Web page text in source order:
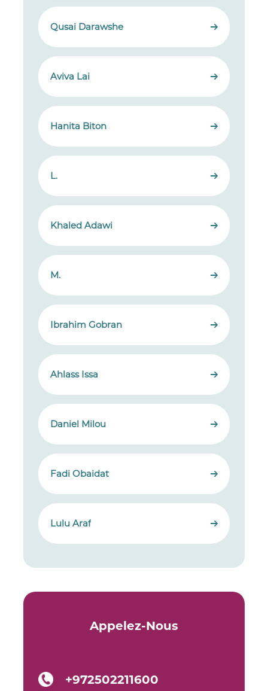
Qusai Darawshe
Aviva Lai
Hanita Biton
L.
Khaled Adawi
M.
Ibrahim Gobran
Ahlass Issa
Daniel Milou
Fadi Obaidat
Lulu Araf
Appelez-Nous
+972502211600